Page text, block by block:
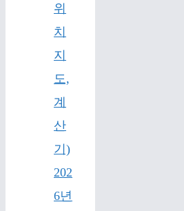
위
치
지
도,
계
산
기)
202
6년